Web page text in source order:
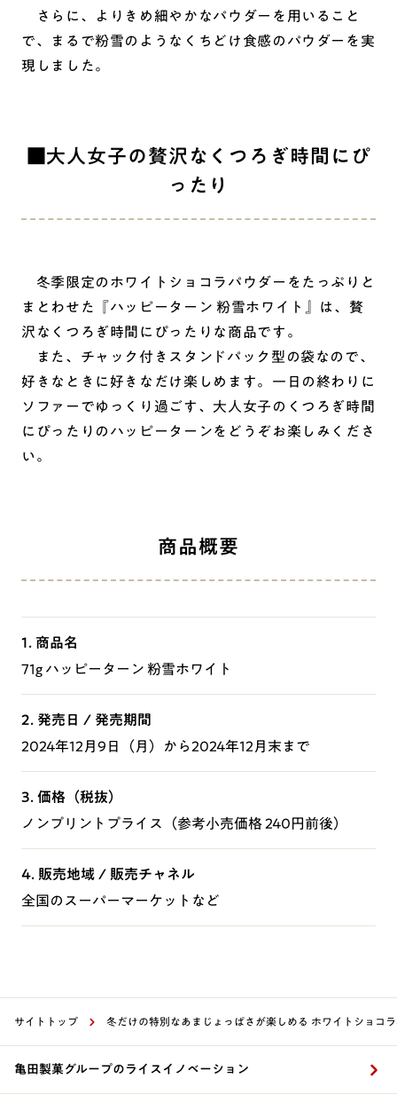
さらに、よりきめ細やかなパウダーを用いること
で、まるで粉雪のようなくちどけ食感のパウダーを実
現しました。
■大人女子の贅沢なくつろぎ時間にぴ
ったり
冬季限定のホワイトショコラパウダーをたっぷりと
まとわせた『ハッピーターン 粉雪ホワイト』は、贅
沢なくつろぎ時間にぴったりな商品です。
また、チャック付きスタンドパック型の袋なので、
好きなときに好きなだけ楽しめます。一日の終わりに
ソファーでゆっくり過ごす、大人女子のくつろぎ時間
にぴったりのハッピーターンをどうぞお楽しみくださ
い。
商品概要
1. 商品名
71g ハッピーターン 粉雪ホワイト
2. 発売日 / 発売期間
2024年12月9日（月）から2024年12月末まで
3. 価格（税抜）
ノンプリントプライス（参考小売価格 240円前後）
4. 販売地域 / 販売チャネル
全国のスーパーマーケットなど
サイトトップ 冬だけの特別なあまじょっぱさが楽しめる ホワイトショコ
亀田製菓グループのライスイノベーション